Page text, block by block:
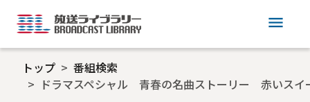
menu
トップ
番組検索
ドラマスペシャル 青春の名曲ストーリー 赤いス